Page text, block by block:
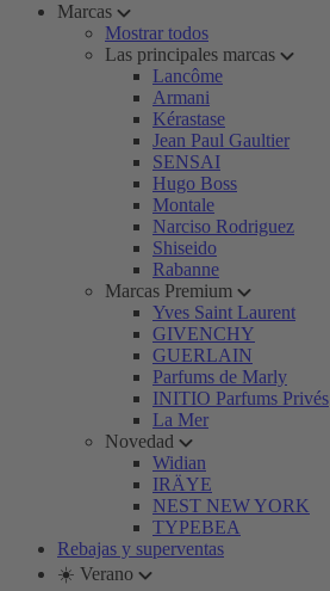
Marcas
Mostrar todos
Las principales marcas
Lancôme
Armani
Kérastase
Jean Paul Gaultier
SENSAI
Hugo Boss
Montale
Narciso Rodriguez
Shiseido
Rabanne
Marcas Premium
Yves Saint Laurent
GIVENCHY
GUERLAIN
Parfums de Marly
INITIO Parfums Privés
La Mer
Novedad
Widian
IRÄYE
NEST NEW YORK
TYPEBEA
Rebajas y superventas
☀️ Verano